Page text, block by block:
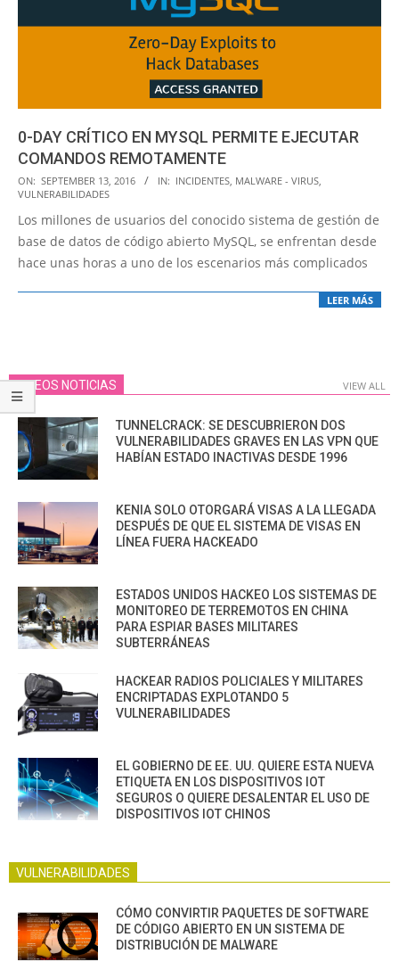
0-DAY CRÍTICO EN MYSQL PERMITE EJECUTAR
COMANDOS REMOTAMENTE
2016-
09-
13
ON: SEPTEMBER 13, 2016 IN: INCIDENTES MALWARE - VIRUS
VULNERABILIDADES
Los millones de usuarios del conocido sistema de gestión de
base de datos de código abierto MySQL, se enfrentan desde
hace unas horas a uno de los escenarios más complicados
LEER MÁS
VIDEOS NOTICIAS VIEW ALL
TUNNELCRACK: SE DESCUBRIERON DOS
VULNERABILIDADES GRAVES EN LAS VPN QUE
HABÍAN ESTADO INACTIVAS DESDE 1996
KENIA SOLO OTORGARÁ VISAS A LA LLEGADA
DESPUÉS DE QUE EL SISTEMA DE VISAS EN
LÍNEA FUERA HACKEADO
ESTADOS UNIDOS HACKEO LOS SISTEMAS DE
MONITOREO DE TERREMOTOS EN CHINA
PARA ESPIAR BASES MILITARES
SUBTERRÁNEAS
HACKEAR RADIOS POLICIALES Y MILITARES
ENCRIPTADAS EXPLOTANDO 5
VULNERABILIDADES
EL GOBIERNO DE EE. UU. QUIERE ESTA NUEVA
ETIQUETA EN LOS DISPOSITIVOS IOT
SEGUROS O QUIERE DESALENTAR EL USO DE
DISPOSITIVOS IOT CHINOS
VULNERABILIDADES
CÓMO CONVIRTIR PAQUETES DE SOFTWARE
DE CÓDIGO ABIERTO EN UN SISTEMA DE
DISTRIBUCIÓN DE MALWARE